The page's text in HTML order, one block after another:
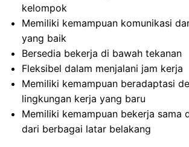
kelompok
Memiliki kemampuan komunikasi
yang baik
Bersedia bekerja di bawah tekanan
Fleksibel dalam menjalani jam kerja
Memiliki kemampuan beradaptasi
lingkungan kerja yang baru
Memiliki kemampuan bekerja sama
dari berbagai latar belakang